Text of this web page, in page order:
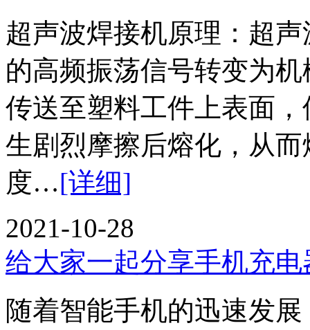
超声波焊接机原理：超
的高频振荡信号转变为
传送至塑料工件上表面
生剧烈摩擦后熔化，
度…[详细]
2021-10-28
给大家一起分享手机充
随着智能手机的迅速发